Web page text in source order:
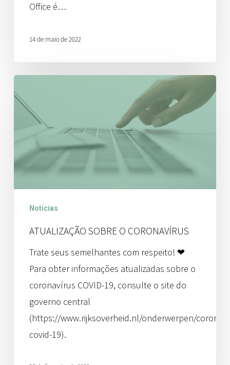
Office é…
14 de maio de 2022
sobre
Coronavírus
Notícias
ATUALIZAÇÃO SOBRE O CORONAVÍRUS
Trate seus semelhantes com respeito! ❤
Para obter informações atualizadas sobre o
coronavírus COVID-19, consulte o site do
governo central
(https://www.rijksoverheid.nl/onderwerpen/
covid-19).